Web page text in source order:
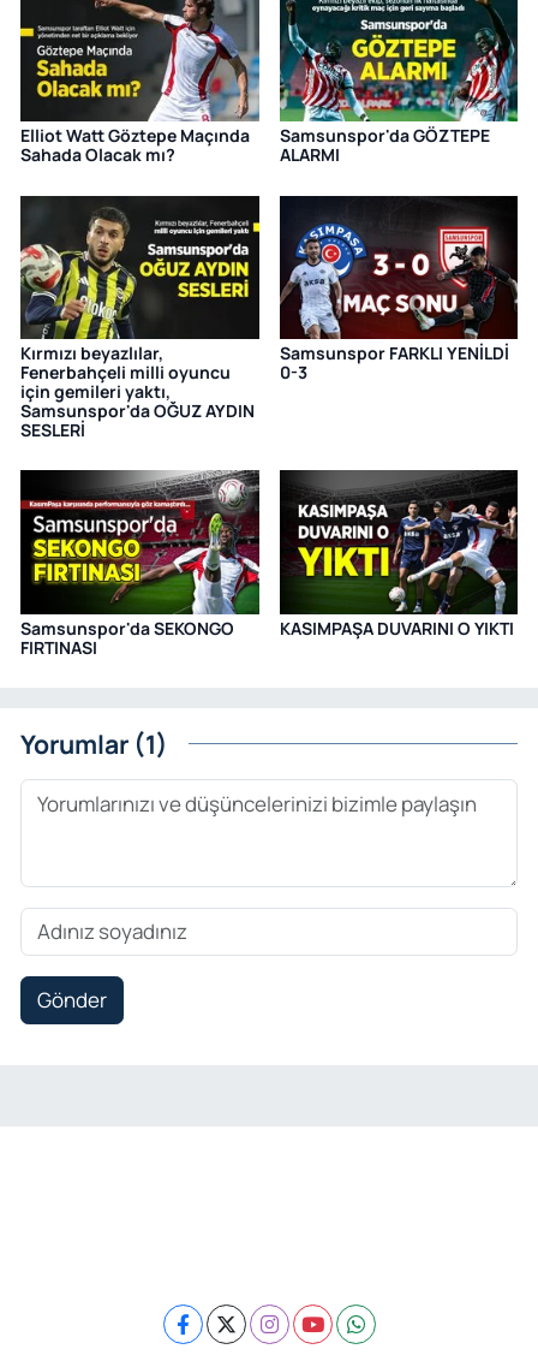
Elliot Watt Göztepe Maçında
Sahada Olacak mı?
Samsunspor'da GÖZTEPE
ALARMI
Kırmızı beyazlılar,
Fenerbahçeli milli oyuncu
için gemileri yaktı,
Samsunspor'da OĞUZ AYDIN
SESLERİ
Samsunspor FARKLI YENİLDİ
0-3
Samsunspor'da SEKONGO
FIRTINASI
KASIMPAŞA DUVARINI O YIKTI
Yorumlar (1)
Gönder